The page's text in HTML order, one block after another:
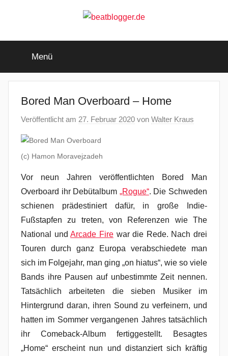
beatblogger.de
beat
goes
Menü
Bored Man Overboard – Home
Veröffentlicht am 27. Februar 2020 von Walter Kraus
(c) Hamon Moravejzadeh
Vor neun Jahren veröffentlichten Bored Man
Overboard ihr Debütalbum „Rogue“. Die Schweden
schienen prädestiniert dafür, in große Indie-
Fußstapfen zu treten, von Referenzen wie The
National undArcade Firewar die Rede. Nach drei
Touren durch ganz Europa verabschiedete man
sich im Folgejahr, man ging „on hiatus“, wie so viele
Bands ihre Pausen auf unbestimmte Zeit nennen.
Tatsächlich arbeiteten die sieben Musiker im
Hintergrund daran, ihren Sound zu verfeinern, und
hatten im Sommer vergangenen Jahres tatsächlich
ihr Comeback-Album fertiggestellt. Besagtes
„Home“ erscheint nun und distanziert sich kräftig